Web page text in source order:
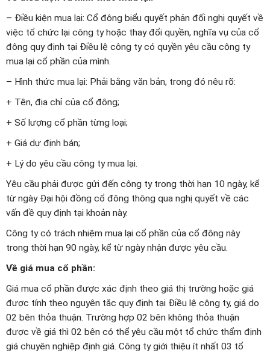
– Điều kiện mua lại: Cổ đông biểu quyết phản đối nghị quyết về
việc tổ chức lại công ty hoặc thay đổi quyền, nghĩa vụ của cổ
đông quy định tại Điều lệ công ty có quyền yêu cầu công ty
mua lại cổ phần của mình.
– Hình thức mua lại: Phải bằng văn bản, trong đó nêu rõ:
+ Tên, địa chỉ của cổ đông;
+ Số lượng cổ phần từng loại;
+ Giá dự định bán;
+ Lý do yêu cầu công ty mua lại.
Yêu cầu phải được gửi đến công ty trong thời hạn 10 ngày, kể
từ ngày Đại hội đồng cổ đông thông qua nghị quyết về các
vấn đề quy định tại khoản này.
Công ty có trách nhiệm mua lại cổ phần của cổ đông này
trong thời hạn 90 ngày, kể từ ngày nhận được yêu cầu.
Về giá mua cổ phần:
Giá mua cổ phần được xác định theo giá thị trường hoặc giá
được tính theo nguyên tắc quy định tại Điều lệ công ty, giá do
02 bên thỏa thuận. Trường hợp 02 bên không thỏa thuận
được về giá thì 02 bên có thể yêu cầu một tổ chức thẩm định
giá chuyên nghiệp định giá. Công ty giới thiệu ít nhất 03 tổ